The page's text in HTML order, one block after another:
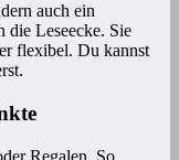
auch ein
die Leseecke. Sie
flexibel. Du kannst
Regalen. So